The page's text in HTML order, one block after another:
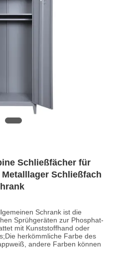
Schließfächer für
Schließfach
Schrank ist die
Sprühgeräten zur Phosphat-
mit Kunststoffhand oder
herkömmliche Farbe des
andere Farben können